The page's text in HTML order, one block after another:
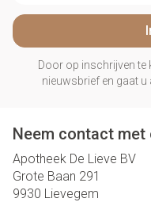
Door op inschrijven te
nieuwsbrief en gaat
Neem contact met
Apotheek De Lieve BV
Grote Baan 291
9930 Lievegem